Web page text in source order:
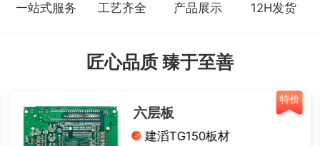
一站式服务 工艺齐全 产品展示 12H发货
匠心品质 臻于至善
特价
六层板
建滔TG150板材